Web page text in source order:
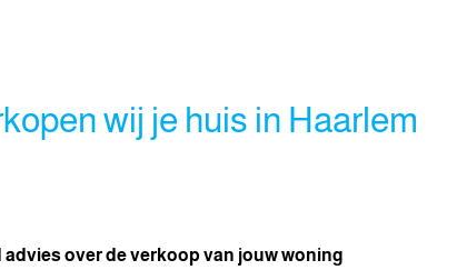
wij je huis in Haarlem
over de verkoop van jouw woning